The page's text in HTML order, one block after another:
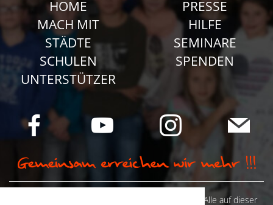
HOME
MACH MIT
STÄDTE
SCHULEN
UNTERSTÜTZER
PRESSE
HILFE
SEMINARE
SPENDEN
© Camp Stahl e.V. 2026 alle Rechte vorbehalten: Alle auf dieser